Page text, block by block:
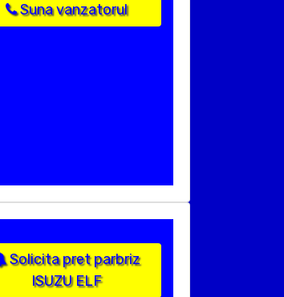
Suna vanzatorul
Solicita pret parbriz
ISUZU ELF